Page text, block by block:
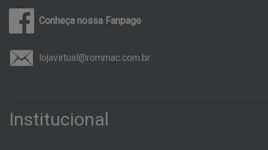
Conheça nossa Fanpage
lojavirtual@rommac.com.br
Institucional